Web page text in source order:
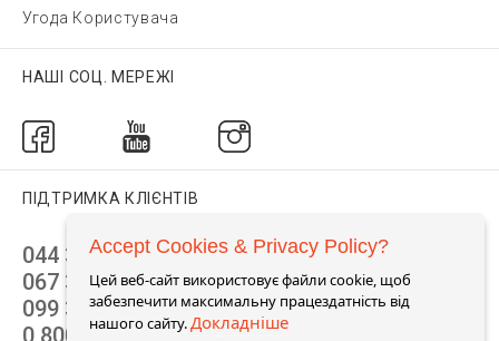
Угода Користувача
НАШІ СОЦ. МЕРЕЖІ
ПІДТРИМКА КЛІЄНТІВ
044 392 44 45
067 344 14 44 (viber)
099 399 23 80
0 800 305 805
Accept Cookies & Privacy Policy?
Цей веб-сайт використовує файли cookie, щоб
забезпечити максимальну працездатність від
нашого сайту.Докладніше